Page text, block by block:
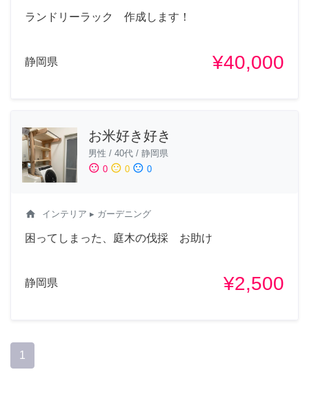
ランドリーラック 作成します！
静岡県 ¥40,000
お米好き好き
男性 / 40代 / 静岡県
sentiment_satisfied 0 sentiment_neutral 0 sentiment_dissatisfied 0
home インテリア ▸ ガーデニング
困ってしまった、庭木の伐採 お助け
静岡県 ¥2,500
1